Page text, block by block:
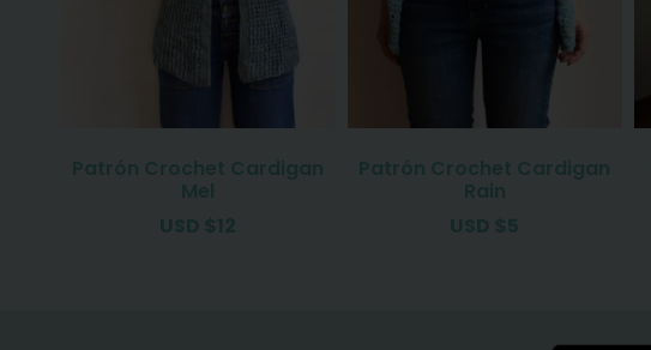
Patrón Crochet Cardigan
Mel
USD $12
Patrón Crochet Cardigan
Rain
USD $5